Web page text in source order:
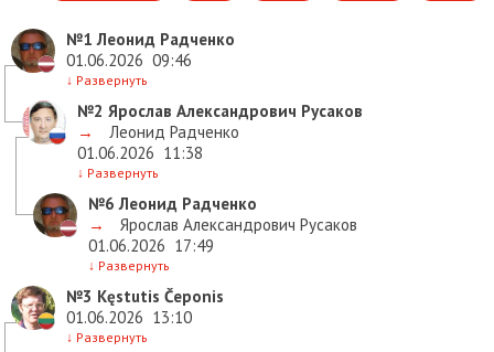
№1 Леонид Радченко
01.06.2026 09:46
↓ Развернуть
№2 Ярослав Александрович Русаков
→
Леонид Радченко
01.06.2026 11:38
↓ Развернуть
№6 Леонид Радченко
→
Ярослав Александрович Русаков
01.06.2026 17:49
↓ Развернуть
№3 Kęstutis Čeponis
01.06.2026 13:10
↓ Развернуть